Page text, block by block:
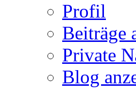
Profil
Beiträge
Private
Blog